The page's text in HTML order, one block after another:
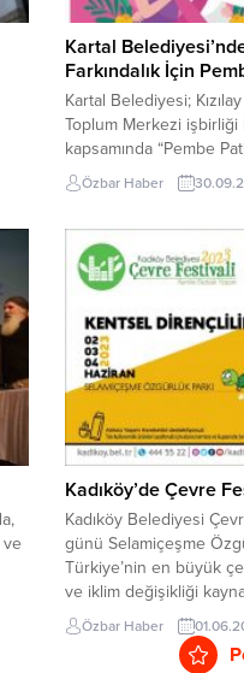
Kartal
Farkındalık İçin
Kartal Belediyesi;
Toplum Merkezi işbirliği
kapsamında “Pembe
düzenliyor. 1-31 Ekim
dolayısıyla yapılacak
Müdürlüğü tarafından
Cumartesi günü...
Özbar Haber
ve
Kadıköy’de Çevre
Kadıköy Belediyesi
günü Selamiçeşme
Türkiye’nin en büyük
ve iklim değişikliği
konuşulacak.
festivali Kadıköy’de
tarafından her yıl
Özbar Haber